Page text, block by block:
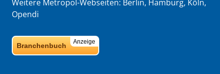
Weitere Metropol-Webseiten: Berlin, Hamburg, Köln,
Opendi
Anzeige
Branchenbuch